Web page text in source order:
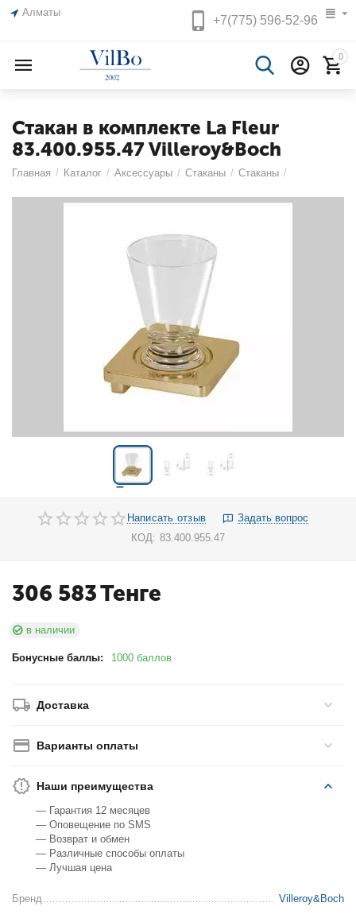
Алматы
+7(775)596-52-96
0
Стакан в комплекте La Fleur
83.400.955.47 Villeroy&Boch
Главная / Каталог / Аксессуары / Стаканы / Стаканы /
Написать отзыв
Задать вопрос
КОД: 83.400.955.47
306 583Тенге
в наличии
Бонусные баллы: 1000 баллов
Доставка
Варианты оплаты
Наши преимущества
— Гарантия 12 месяцев
— Оповещение по SMS
— Возврат и обмен
— Различные способы оплаты
— Лучшая цена
Бренд Villeroy&Boch